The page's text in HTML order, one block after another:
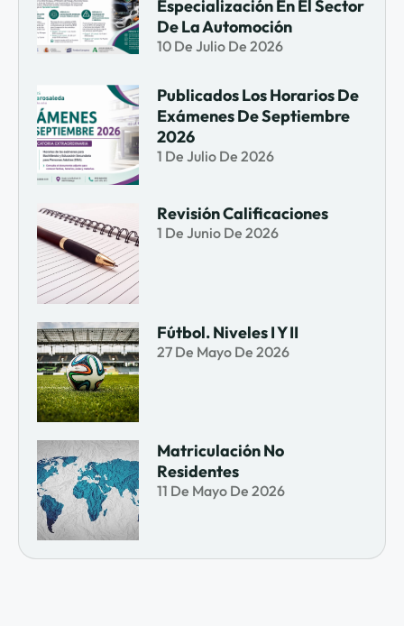
Especialización En El Sector
De La Automoción
10 De Julio De 2026
Publicados Los Horarios De
Exámenes De Septiembre
2026
1 De Julio De 2026
Revisión Calificaciones
1 De Junio De 2026
Fútbol. Niveles I Y II
27 De Mayo De 2026
Matriculación No
Residentes
11 De Mayo De 2026